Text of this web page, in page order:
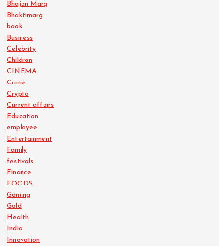
Bhajan Marg
Bhaktimarg
book
Business
Celebrity
Children
CINEMA
Crime
Crypto
Current affairs
Education
employee
Entertainment
Family
festivals
Finance
FOODS
Gaming
Gold
Health
India
Innovation